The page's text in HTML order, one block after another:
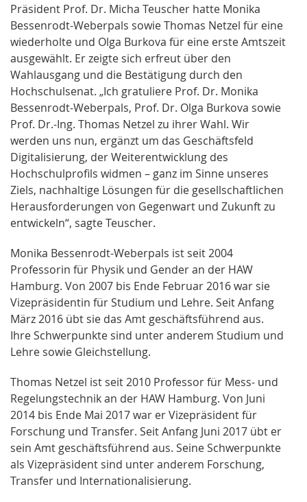
Präsident Prof. Dr. Micha Teuscher hatte Monika
Bessenrodt-Weberpals sowie Thomas Netzel für eine
wiederholte und Olga Burkova für eine erste Amtszeit
ausgewählt. Er zeigte sich erfreut über den
Wahlausgang und die Bestätigung durch den
Hochschulsenat. „Ich gratuliere Prof. Dr. Monika
Bessenrodt-Weberpals, Prof. Dr. Olga Burkova sowie
Prof. Dr.-Ing. Thomas Netzel zu ihrer Wahl. Wir
werden uns nun, ergänzt um das Geschäftsfeld
Digitalisierung, der Weiterentwicklung des
Hochschulprofils widmen – ganz im Sinne unseres
Ziels, nachhaltige Lösungen für die gesellschaftlichen
Herausforderungen von Gegenwart und Zukunft zu
entwickeln“, sagte Teuscher.
Monika Bessenrodt-Weberpals ist seit 2004
Professorin für Physik und Gender an der HAW
Hamburg. Von 2007 bis Ende Februar 2016 war sie
Vizepräsidentin für Studium und Lehre. Seit Anfang
März 2016 übt sie das Amt geschäftsführend aus.
Ihre Schwerpunkte sind unter anderem Studium und
Lehre sowie Gleichstellung.
Thomas Netzel ist seit 2010 Professor für Mess- und
Regelungstechnik an der HAW Hamburg. Von Juni
2014 bis Ende Mai 2017 war er Vizepräsident für
Forschung und Transfer. Seit Anfang Juni 2017 übt er
sein Amt geschäftsführend aus. Seine Schwerpunkte
als Vizepräsident sind unter anderem Forschung,
Transfer und Internationalisierung.